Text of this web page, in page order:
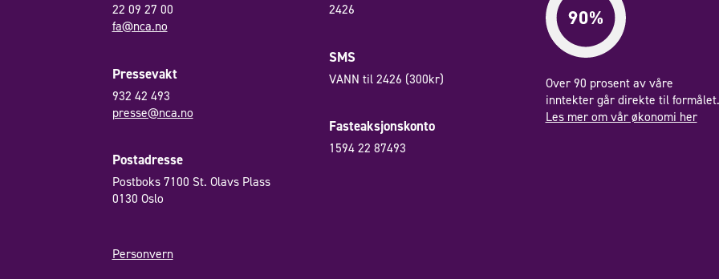
22 09 27 00
fa@nca.no
Pressevakt
932 42 493
presse@nca.no
Postadresse
Postboks 7100 St. Olavs Plass
0130 Oslo
2426
SMS
VANN til 2426 (300kr)
Fasteaksjonskonto
1594 22 87493
Over 90 prosent av våre
inntekter går direkte til formålet.
Les mer om vår økonomi her
Personvern